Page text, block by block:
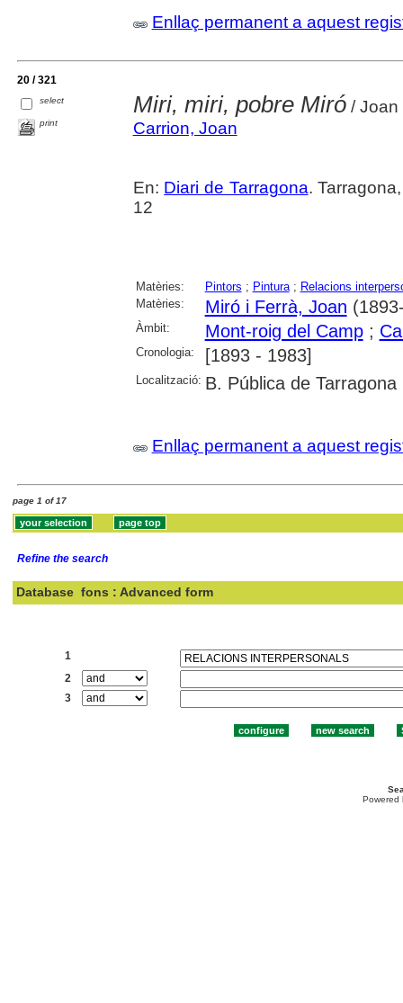
Enllaç permanent a aquest
20 / 321
select
print
Miri, miri, pobre Miró/ Joan
Carrion, Joan
En: Diari de Tarragona.
12
Matèries: Pintors ; Pintura; Relacions
Matèries:
Miró i Ferrà, Joan
Àmbit: Mont-roig del Camp;
Cronologia: [1893 - 1983]
Localització: B. Pública de Tarragona
Enllaç permanent a aquest
page 1 of 17
Refine the search
Database fons : Advanced form
1
2
3